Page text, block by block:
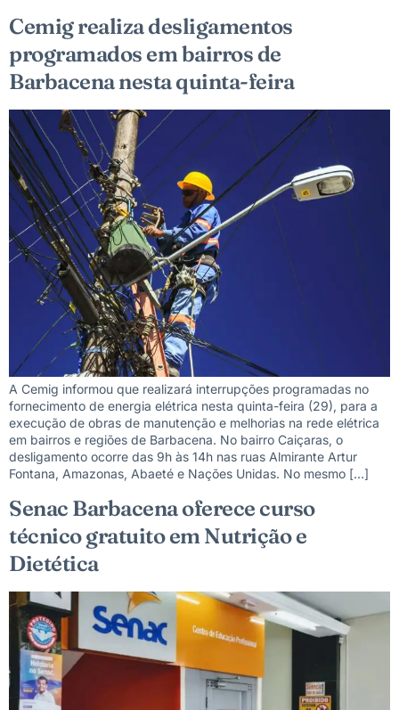
Cemig realiza desligamentos
programados em bairros de
Barbacena nesta quinta-feira
A Cemig informou que realizará interrupções programadas no
fornecimento de energia elétrica nesta quinta-feira (29), para a
execução de obras de manutenção e melhorias na rede elétrica
em bairros e regiões de Barbacena. No bairro Caiçaras, o
desligamento ocorre das 9h às 14h nas ruas Almirante Artur
Fontana, Amazonas, Abaeté e Nações Unidas. No mesmo […]
Senac Barbacena oferece curso
técnico gratuito em Nutrição e
Dietética